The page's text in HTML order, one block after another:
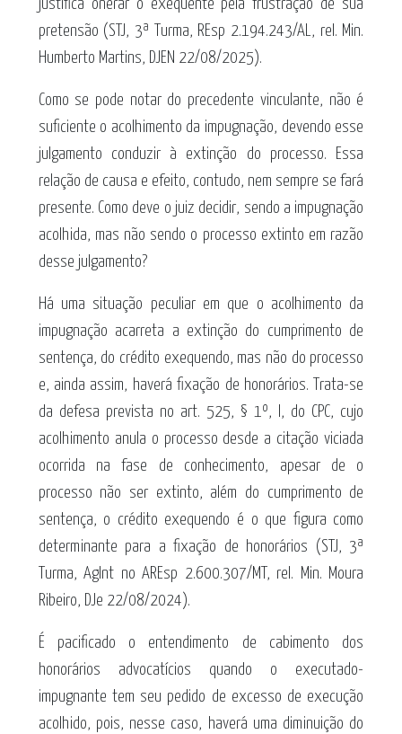
justifica onerar o exequente pela frustração de sua
pretensão (STJ, 3ª Turma, REsp 2.194.243/AL, rel. Min.
Humberto Martins, DJEN 22/08/2025).
Como se pode notar do precedente vinculante, não é
suficiente o acolhimento da impugnação, devendo esse
julgamento conduzir à extinção do processo. Essa
relação de causa e efeito, contudo, nem sempre se fará
presente. Como deve o juiz decidir, sendo a impugnação
acolhida, mas não sendo o processo extinto em razão
desse julgamento?
Há uma situação peculiar em que o acolhimento da
impugnação acarreta a extinção do cumprimento de
sentença, do crédito exequendo, mas não do processo
e, ainda assim, haverá fixação de honorários. Trata-se
da defesa prevista no art. 525, § 1º, I, do CPC, cujo
acolhimento anula o processo desde a citação viciada
ocorrida na fase de conhecimento, apesar de o
processo não ser extinto, além do cumprimento de
sentença, o crédito exequendo é o que figura como
determinante para a fixação de honorários (STJ, 3ª
Turma, AgInt no AREsp 2.600.307/MT, rel. Min. Moura
Ribeiro, DJe 22/08/2024).
É pacificado o entendimento de cabimento dos
honorários advocatícios quando o executado-
impugnante tem seu pedido de excesso de execução
acolhido, pois, nesse caso, haverá uma diminuição do